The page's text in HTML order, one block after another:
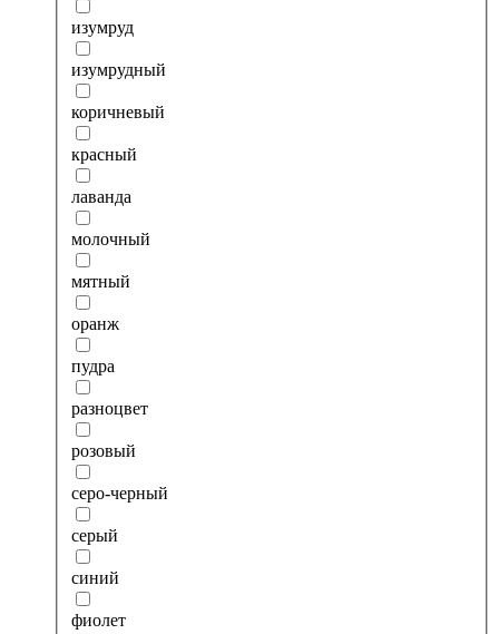
изумруд
изумрудный
коричневый
красный
лаванда
молочный
мятный
оранж
пудра
разноцвет
розовый
серо-черный
серый
синий
фиолет